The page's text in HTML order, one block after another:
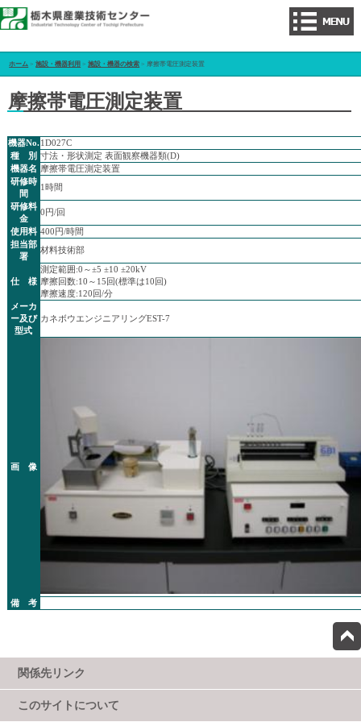
ホーム >施設・機器利用 >施設・機器の検索 > 摩擦帯電圧測定装置
摩擦帯電圧測定装置
機器No.1D027C
種 別 寸法・形状測定 表面観察機器類(D)
機器名 摩擦帯電圧測定装置
研修時
間
1時間
研修料
金
0円/回
使用料 400円/時間
担当部
署
材料技術部
仕 様
測定範囲:0～±5 ±10 ±20kV
摩擦回数:10～15回(標準は10回)
摩擦速度:120回/分
メーカ
ー及び
型式
カネボウエンジニアリングEST-7
画 像
備 考
関係先リンク
このサイトについて